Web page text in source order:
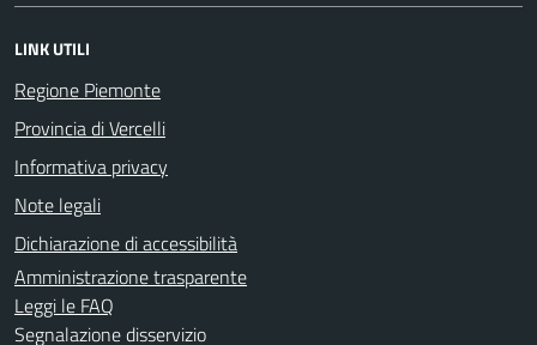
LINK UTILI
Regione Piemonte
Provincia di Vercelli
Informativa privacy
Note legali
Dichiarazione di accessibilità
Amministrazione trasparente
Leggi le FAQ
Segnalazione disservizio